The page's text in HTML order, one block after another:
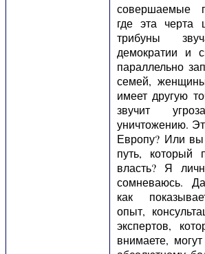
совершаемые
где эта черта
трибуны
демократии и
параллельно
семей,
имеет другую
звучит
уничтожению.
Европу? Или вы
путь, который
власть? Я
сомневаюсь.
как
опыт,
экспертов,
внимаете,